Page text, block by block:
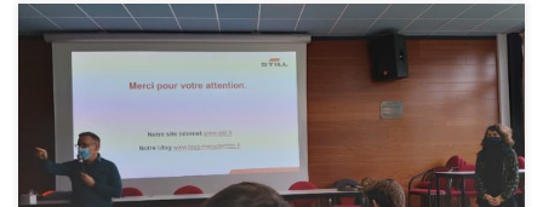
Nous remercions M Fabrice Caron de l’Entreprise Still pour sa
présentation du jeudi 10/02/2022 de 10h00 à 12h00 devant les
élèves de Bac Pro TPVI , 1STI2D et les étudiants […]